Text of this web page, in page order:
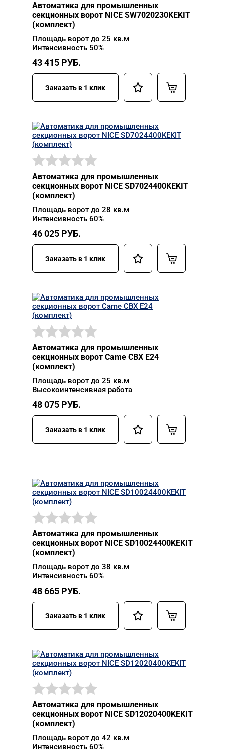
Автоматика для промышленных
секционных ворот NICE SW7020230KEKIT
(комплект)
Площадь ворот до 25 кв.м
Интенсивность 50%
43 415 РУБ.
Заказать в 1 клик
Автоматика для промышленных
секционных ворот NICE SD7024400KEKIT
(комплект)
Площадь ворот до 28 кв.м
Интенсивность 60%
46 025 РУБ.
Заказать в 1 клик
Автоматика для промышленных
секционных ворот Came CBX E24
(комплект)
Площадь ворот до 25 кв.м
Высокоинтенсивная работа
48 075 РУБ.
Заказать в 1 клик
Автоматика для промышленных
секционных ворот NICE SD10024400KEKIT
(комплект)
Площадь ворот до 38 кв.м
Интенсивность 60%
48 665 РУБ.
Заказать в 1 клик
Автоматика для промышленных
секционных ворот NICE SD12020400KEKIT
(комплект)
Площадь ворот до 42 кв.м
Интенсивность 60%